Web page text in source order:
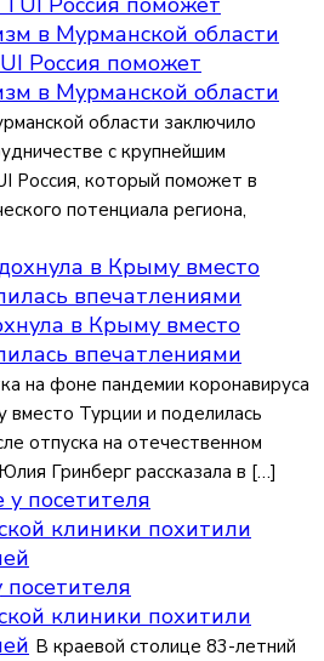
Россия поможет
в Мурманской области
области заключило
с крупнейшим
Россия, который поможет в
потенциала региона,
в Крыму вместо
впечатлениями
на фоне пандемии коронавируса
вместо Турции и поделилась
отпуска на отечественном
Гринберг рассказала в […]
клиники похитили
В краевой столице 83-летний